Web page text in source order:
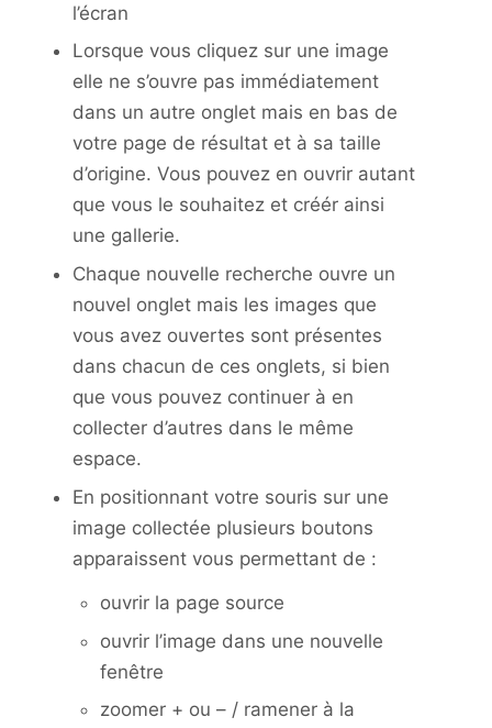
l’écran
Lorsque vous cliquez sur une image
elle ne s’ouvre pas immédiatement
dans un autre onglet mais en bas de
votre page de résultat et à sa taille
d’origine. Vous pouvez en ouvrir autant
que vous le souhaitez et créér ainsi
une gallerie.
Chaque nouvelle recherche ouvre un
nouvel onglet mais les images que
vous avez ouvertes sont présentes
dans chacun de ces onglets, si bien
que vous pouvez continuer à en
collecter d’autres dans le même
espace.
En positionnant votre souris sur une
image collectée plusieurs boutons
apparaissent vous permettant de :
ouvrir la page source
ouvrir l’image dans une nouvelle
fenêtre
zoomer + ou – / ramener à la